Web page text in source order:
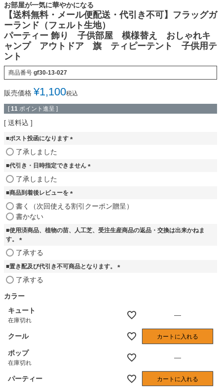
お部屋が一気に華やかになる
【送料無料・メール便配送・代引き不可】フラッグガ
ーランド（フェルト生地）
パーティー 飾り 子供部屋 模様替え おしゃれキ
ャンプ アウトドア 旗 ティピーテント 子供用テ
ント
商品番号 gf30-13-027
販売価格 ¥1,100税込
[ 11 ポイント進呈 ]
送料込
■ポスト投函になります
須
了承しました
■代引き・日時指定できません
)
了承しました
■商品到着後レビューを
(
)
書く（次回使える割引クーポン贈呈）
書かない
■使用済商品、植物の苗、人工芝、受注生産商品の返品・交換は出来かねま
す。
(
須
)
了承する
■置き配及び代引き不可商品となります。
了承する
カラー
キュート
在庫切れ
—
クール カートに入れる
ポップ
在庫切れ
—
パーティー カートに入れる